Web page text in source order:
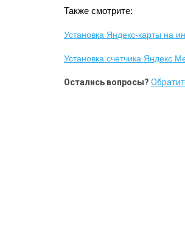
Также смотрите:
Установка Яндекс-карты на
Установка счетчика Яндекс
Остались вопросы?